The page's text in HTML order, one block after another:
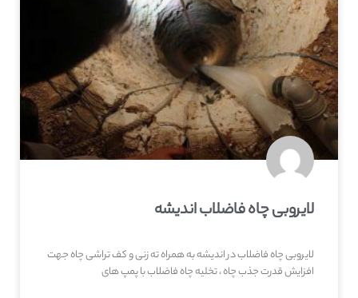
لایروبی چاه فاضلاب اندیشه
لایروبی چاه فاضلاب در اندیشه به همراه ته زنی و کف تراشی چاه جهت
افزایش قدرت جذب چاه ، تخلیه چاه فاضلاب با پمپ های